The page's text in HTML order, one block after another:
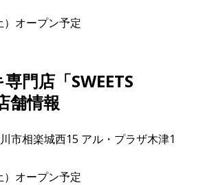
オープン予定
門店「SWEETS
情報
市相楽城西15 アル・プラザ木津1
オープン予定